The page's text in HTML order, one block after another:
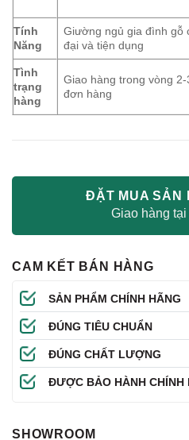
Tính
Năng
Giường ngủ gia đình gỗ
đại và tiện dụng
Tình
trạng
hàng
Giao hàng trong vòng
đơn hàng
ĐẶT MUA SẢN
Giao hàng
CAM KẾT BÁN HÀNG
SẢN PHẨM CHÍNH HÃNG
ĐÚNG TIÊU CHUẨN
ĐÚNG CHẤT LƯỢNG
ĐƯỢC BẢO HÀNH CHÍNH
SHOWROOM